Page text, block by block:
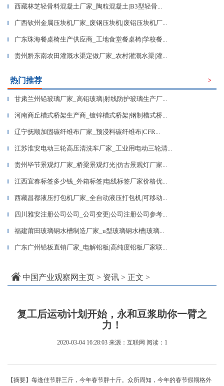
▎ 西藏林芝轻骨料混凝土厂家_陶粒混凝土|B3型轻骨...
▎ 广西钦州金属压块机厂家_废钢压块机|废铝压块机厂...
▎ 广东珠海餐桌椅生产供应商_工地食堂餐桌椅|学校餐...
▎ 贵州黔东南农田灌溉水渠定做厂家_农村灌溉水渠|灌...
热门推荐 >
▎ 甘肃兰州铅玻璃厂家_高铅玻璃|射线防护玻璃生产厂...
▎ 河南商丘槽式桥架生产商_镀锌槽式桥架|钢制槽式桥...
▎ 辽宁抚顺加固碳纤维布厂家_预浸料碳纤维布|CFR...
▎ 江苏淮安电动三轮高压清洗车厂家_工业用电动三轮清...
▎ 贵州毕节景观灯厂家_桥梁景观灯光|仿古景观灯厂家...
▎ 江西宜春标签多少钱_外箱标签|电线标签厂家价格优...
▎ 西藏昌都液压打包机厂家_全自动液压打包机|可移动...
▎ 四川雅安注册公司公司_公司变更|公司注册公司参考...
▎ 福建莆田玻璃钢水槽制造厂家_u型玻璃钢水槽|玻璃...
▎ 广东广州铅板直销厂家_电解铅板|高纯度铅板厂家联...
中国产业观察网主页 > 资讯 > 正文 >
复工后运动计划开始，永和豆浆助你一臂之
力！
2020-03-04 16:28:03 来源：互联网 阅读：1
【摘要】每逢佳节胖三斤，今年春节胖十斤。众所周知，今年的春节假期格外